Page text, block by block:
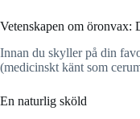
Vetenskapen om öronvax:
Innan du skyller på din
(medicinskt känt som
En naturlig sköld